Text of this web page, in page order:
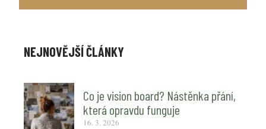
NEJNOVĚJŠÍ ČLÁNKY
Co je vision board? Nástěnka přání,
která opravdu funguje
16. 3. 2026